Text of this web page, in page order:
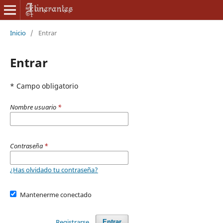
Inicio / Entrar
Entrar
* Campo obligatorio
Nombre usuario *
Contraseña *
¿Has olvidado tu contraseña?
Mantenerme conectado